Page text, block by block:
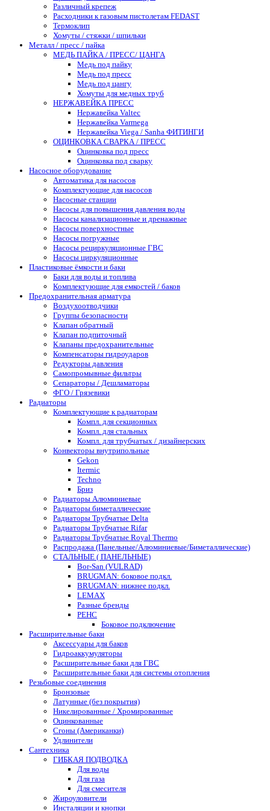
Различный крепеж
Расходники к газовым пистолетам FEDAST
Термоклип
Хомуты / стяжки / шпильки
Металл / пресс / пайка
МЕДЬ ПАЙКА / ПРЕСС/ ЦАНГА
Медь под пайку
Медь под пресс
Медь под цангу
Хомуты для медных труб
НЕРЖАВЕЙКА ПРЕСС
Нержавейка Valtec
Нержавейка Varmega
Нержавейка Viega / Sanha ФИТИНГИ
ОЦИНКОВКА СВАРКА / ПРЕСС
Оцинковка под пресс
Оцинковка под сварку
Насосное оборудование
Автоматика для насосов
Комплектующие для насосов
Насосные станции
Насосы для повышения давления воды
Насосы канализационные и дренажные
Насосы поверхностные
Насосы погружные
Насосы рециркуляционные ГВС
Насосы циркуляционные
Пластиковые ёмкости и баки
Баки для воды и топлива
Комплектующие для емкостей / баков
Предохранительная арматура
Воздухоотводчики
Группы безопасности
Клапан обратный
Клапан подпиточный
Клапаны предохранительные
Компенсаторы гидроударов
Редукторы давления
Самопромывные фильтры
Сепараторы / Дешламаторы
ФГО / Грязевики
Радиаторы
Комплектующие к радиаторам
Компл. для секционных
Компл. для стальных
Компл. для трубчатых / дизайнерских
Конвекторы внутрипольные
Gekon
Itermic
Techno
Бриз
Радиаторы Алюминиевые
Радиаторы биметаллические
Радиаторы Трубчатые Delta
Радиаторы Трубчатые Rifar
Радиаторы Трубчатые Royal Thermo
Распродажа (Панельные/Алюминиевые/Биметаллические)
СТАЛЬНЫЕ ( ПАНЕЛЬНЫЕ)
Bor-San (VULRAD)
BRUGMAN: боковое подкл.
BRUGMAN: нижнее подкл.
LEMAX
Разные бренды
РЕНС
Боковое подключение
Расширительные баки
Аксессуары для баков
Гидроаккумуляторы
Расширительные баки для ГВС
Расширительные баки для системы отопления
Резьбовые соединения
Бронзовые
Латунные (без покрытия)
Никелированные / Хромированные
Оцинкованные
Сгоны (Американки)
Удлинители
Сантехника
ГИБКАЯ ПОДВОДКА
Для воды
Для газа
Для смесителя
Жироуловители
Инсталяции и кнопки